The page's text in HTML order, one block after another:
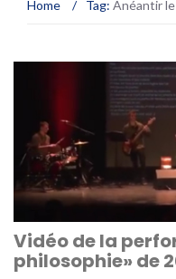
Home / Tag: Anéantir
Vidéo de la
philosophie» de